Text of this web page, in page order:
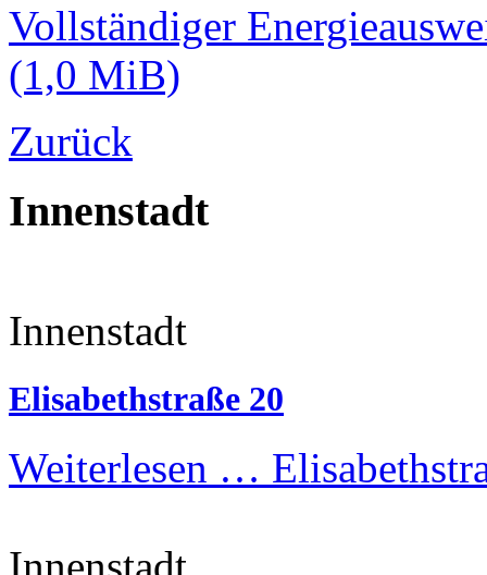
Vollständiger
(1,0 MiB)
Zurück
Innenstadt
Innenstadt
Elisabethstraße 20
Weiterlesen …